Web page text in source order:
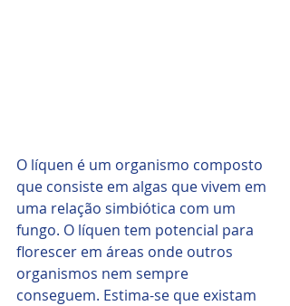
O líquen é um organismo composto
que consiste em algas que vivem em
uma relação simbiótica com um
fungo. O líquen tem potencial para
florescer em áreas onde outros
organismos nem sempre
conseguem. Estima-se que existam